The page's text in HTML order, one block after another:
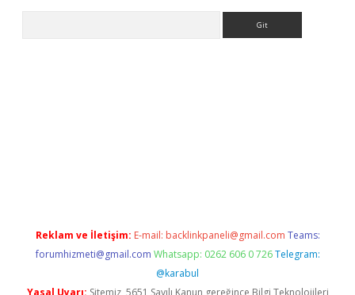
Reklam ve İletişim: E-mail: backlinkpaneli@gmail.com Teams:
forumhizmeti@gmail.com Whatsapp: 0262 606 0 726 Telegram:
@karabul
Yasal Uyarı: Sitemiz, 5651 Sayılı Kanun gereğince Bilgi Teknolojileri